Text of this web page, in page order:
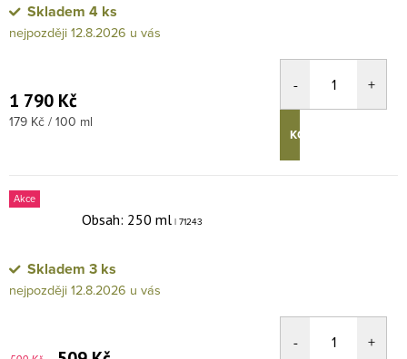
Skladem 4 ks
12.8.2026
1 790 Kč
Měrná cena:
179 Kč / 100 ml
KOUPIT
Akce
Obsah: 250 ml | 71243
Skladem 3 ks
12.8.2026